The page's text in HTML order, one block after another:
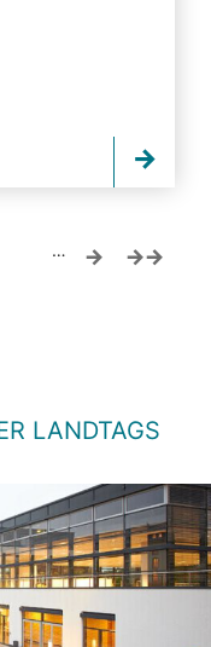
…
LANDTAGS